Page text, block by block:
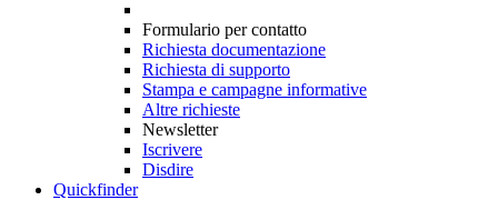
Formulario per contatto
Richiesta documentazione
Richiesta di supporto
Stampa e campagne informative
Altre richieste
Newsletter
Iscrivere
Disdire
Quickfinder